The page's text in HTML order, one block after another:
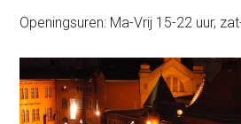
Openingsuren: Ma-Vrij 15-22 uur,